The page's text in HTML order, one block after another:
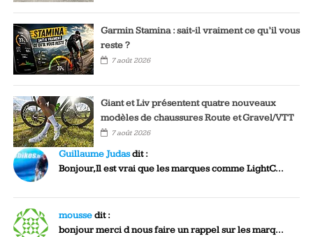
Garmin Stamina : sait-il vraiment ce qu’il vous
reste ?
7 août 2026
Giant et Liv présentent quatre nouveaux
modèles de chaussures Route et Gravel/VTT
7 août 2026
Guillaume Judasdit :
Bonjour,Il est vrai que les marques comme LightC...
moussedit :
bonjour merci d nous faire un rappel sur les marq...